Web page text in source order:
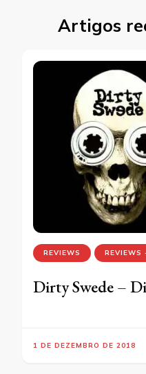
Artigos
REVIEWS REVIEWS
Dirty Swede –
1 DE DEZEMBRO DE 2018